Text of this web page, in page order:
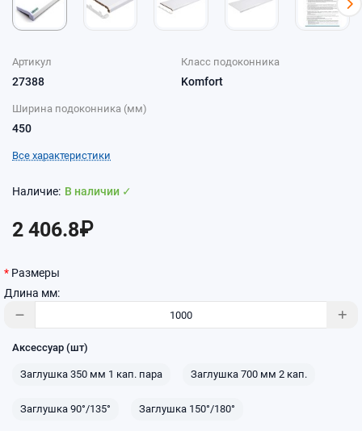
Артикул
27388
Класс подоконника
Komfort
Ширина подоконника (мм)
450
Все характеристики
В наличии ✓
2 406.8₽
Размеры
Длина мм:
Аксессуар (шт)
Заглушка 350 мм 1 кап. пара Заглушка 700 мм 2 кап.
Заглушка 90°/135° Заглушка 150°/180°